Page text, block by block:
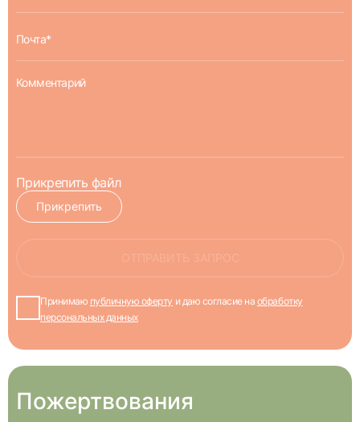
Прикрепить файл
Прикрепить
ОТПРАВИТЬ ЗАПРОС
Принимаю публичную оферту и даю согласие на обработку
персональных данных
Пожертвования